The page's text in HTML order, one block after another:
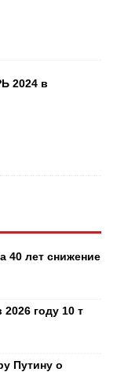
2024 в
40 лет снижение
году 10 т
Путину о